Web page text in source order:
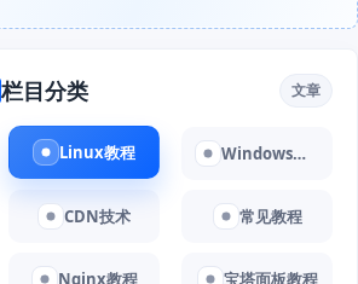
栏目分类 文章
Linux教程 Windows教程
CDN技术 常见教程
Nginx教程 宝塔面板教程